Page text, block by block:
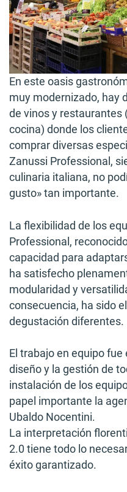
En este oasis
muy modernizado, hay
de vinos y restaurantes
cocina) donde los
comprar diversas
Zanussi Professional,
culinaria italiana, no
gusto» tan importante.
La flexibilidad de los
Professional,
capacidad para
ha satisfecho
modularidad y
consecuencia, ha sido
degustación diferentes.
El trabajo en equipo fue
diseño y la gestión de
instalación de los
papel importante la
Ubaldo Nocentini.
La interpretación
2.0 tiene todo lo
éxito garantizado.